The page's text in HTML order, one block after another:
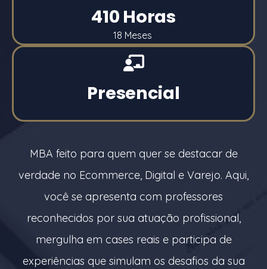
410 Horas
18 Meses
Presencial
MBA feito para quem quer se destacar de
verdade no Ecommerce, Digital e Varejo. Aqui,
você se apresenta com professores
reconhecidos por sua atuação profissional,
mergulha em cases reais e participa de
experiências que simulam os desafios da sua